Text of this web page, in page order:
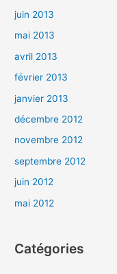
juin 2013
mai 2013
avril 2013
février 2013
janvier 2013
décembre 2012
novembre 2012
septembre 2012
juin 2012
mai 2012
Catégories